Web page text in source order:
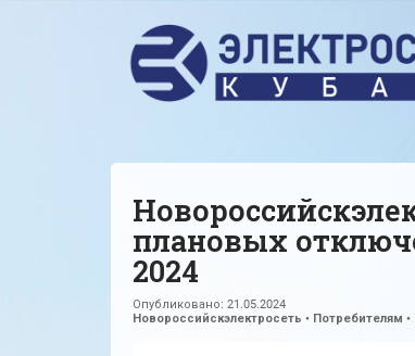
плановых
2024
Опубликовано: 21.05.2024
Новороссийскэлектросеть • Потребителям •